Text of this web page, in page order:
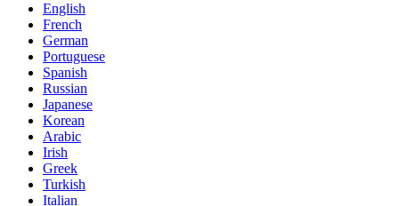
English
French
German
Portuguese
Spanish
Russian
Japanese
Korean
Arabic
Irish
Greek
Turkish
Italian